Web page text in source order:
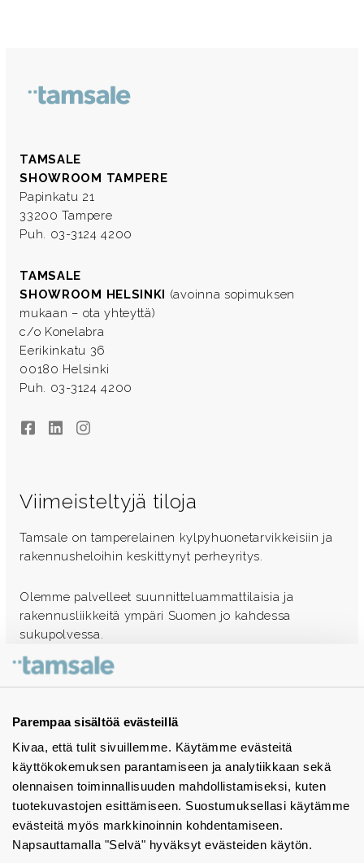
Parempaa sisältöä evästeillä
Kivaa, että tulit sivuillemme. Käytämme evästeitä
käyttökokemuksen parantamiseen ja analytiikkaan sekä
olennaisen toiminnallisuuden mahdollistamiseksi, kuten
tuotekuvastojen esittämiseen. Suostumuksellasi käytämme
evästeitä myös markkinoinnin kohdentamiseen.
Napsauttamalla "Selvä" hyväksyt evästeiden käytön.
TAMSALE
SHOWROOM TAMPERE
Papinkatu 21
33200 Tampere
Puh. 03-3124 4200
TAMSALE
SHOWROOM HELSINKI (avoinna sopimuksen
mukaan – ota yhteyttä)
c/o Konelabra
Eerikinkatu 36
00180 Helsinki
Puh. 03-3124 4200
FacebookLinkedInInstagram
Viimeisteltyjä tiloja
Tamsale on tamperelainen kylpyhuonetarvikkeisiin ja
rakennusheloihin keskittynyt perheyritys.
Olemme palvelleet suunnitteluammattilaisia ja
rakennusliikkeitä ympäri Suomen jo kahdessa
sukupolvessa.
Ota yhteyttä - autamme mielellämme
Tuotekuvastot
Instagram
BIM-objektit
Yhteystiedot
Tiedotteet